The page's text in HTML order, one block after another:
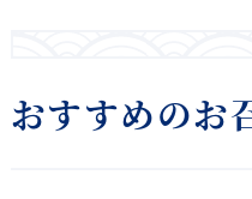
おすすめのお